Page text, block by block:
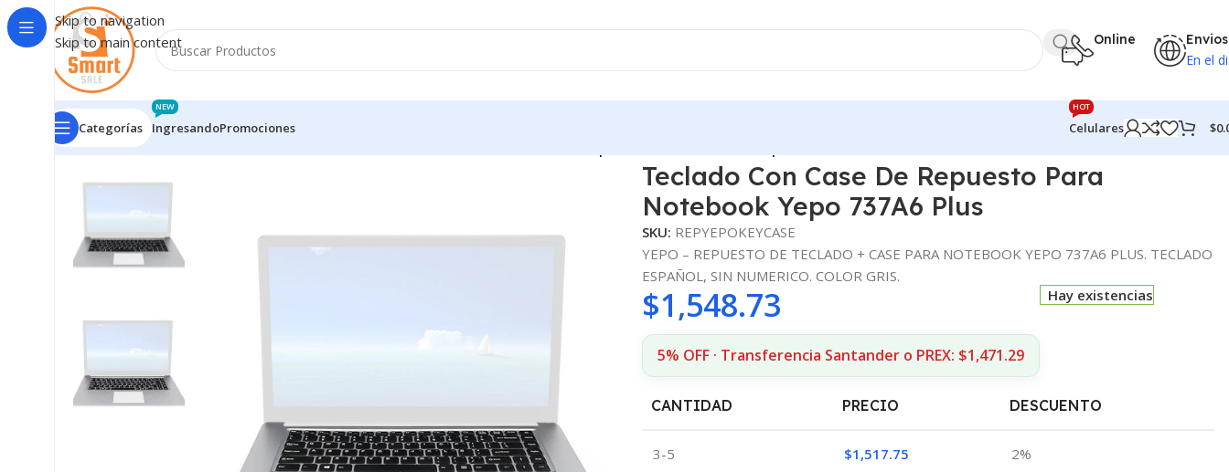
Skip to navigation
Skip to main content
Online Envios
En el
Categorías Ingresando
NEW
Promociones Celulares
HOT
$
Inicio/Notebooks - Accesorios
Teclado Con Case De Repuesto Para
Notebook Yepo 737A6 Plus
SKU: REPYEPOKEYCASE
YEPO – REPUESTO DE TECLADO + CASE PARA NOTEBOOK YEPO 737A6 PLUS. TECLADO
ESPAÑOL, SIN NUMERICO. COLOR GRIS.
$1,548.73
5% OFF · Transferencia Santander o PREX: $1,471.29
Hay existencias
CANTIDAD PRECIO DESCUENTO
3-5 $1,517.75 2%